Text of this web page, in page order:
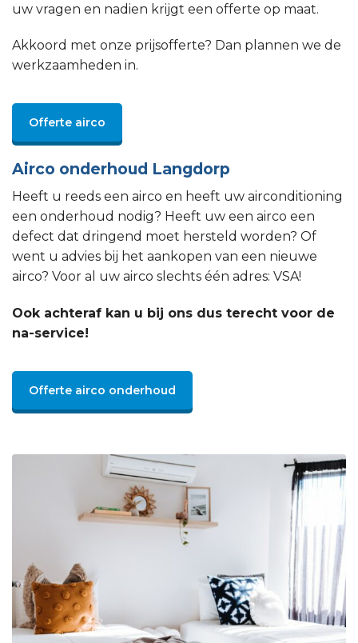
uw vragen en nadien krijgt een offerte op maat.
Akkoord met onze prijsofferte? Dan plannen we de
werkzaamheden in.
Offerte airco
Airco onderhoud Langdorp
Heeft u reeds een airco en heeft uw airconditioning
een onderhoud nodig? Heeft uw een airco een
defect dat dringend moet hersteld worden? Of
went u advies bij het aankopen van een nieuwe
airco? Voor al uw airco slechts één adres: VSA!
Ook achteraf kan u bij ons dus terecht voor de
na-service!
Offerte airco onderhoud